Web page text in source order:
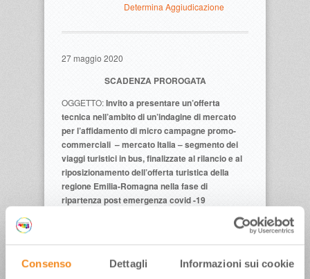
Consenso Dettagli Informazioni sui cookie
Determina Aggiudicazione
27 maggio 2020
SCADENZA PROROGATA
OGGETTO:Invito a presentare un’offerta
tecnica nell’ambito di un’indagine di mercato
per l’affidamento di micro campagne promo-
commerciali – mercato Italia – segmento dei
viaggi turistici in bus, finalizzate al rilancio e al
riposizionamento dell’offerta turistica della
regione Emilia-Romagna nella fase di
ripartenza post emergenza covid -19
Valore variabile del contratto singolo derivato:
Il concorrente dovrà presentare, con le modalità